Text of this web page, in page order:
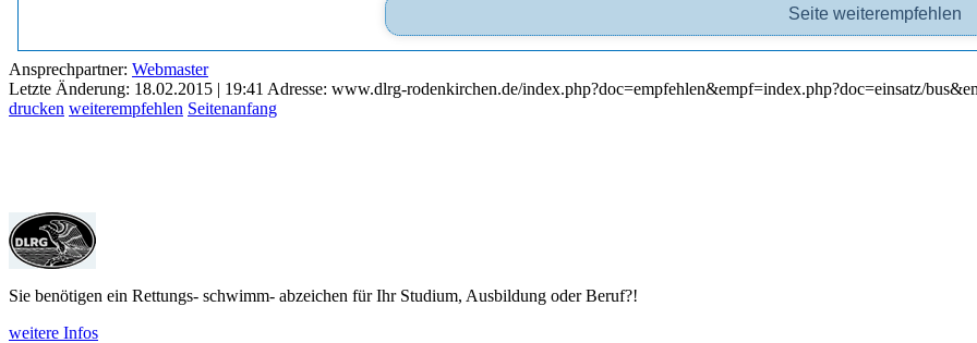
Ansprechpartner: Webmaster
Letzte Änderung: 18.02.2015 | 19:41 Adresse: www.dlrg-rodenkirchen.de/index.php?doc=empfehlen&empf=index.php?doc=einsatz/
drucken weiterempfehlen Seitenanfang
Sie benötigen ein Rettungs- schwimm- abzeichen für Ihr Studium, Aus­bildung oder Beruf?!
weitere Infos